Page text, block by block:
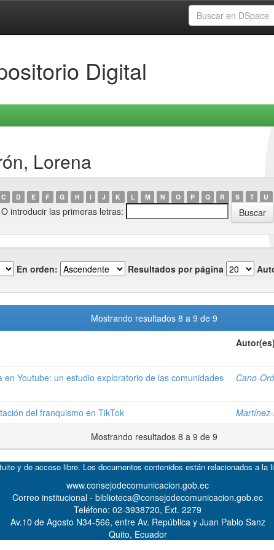
Digital
Lorena
C D E F G H I J K L M N O P Q R S T U
O introducir las primeras letras:
En orden: Resultados por página
Mostrando resultados 8 a 9 de 9
Autor(es)
Youtube: un estudio exploratorio de las comunidades
Cano-
del franquismo en TikTok
Mostrando resultados 8 a 9 de 9
y de acceso libre. Los documentos contenidos están relacionados a
www.consejodecomunicacion.gob.ec
Correo institucional - biblioteca@consejodecomunicacion.gob.ec
Teléfono: 02-3938720, Ext. 2279
Av.10 de Agosto N34-566, entre Av. República y Juan Pablo Sanz
Quito, Ecuador